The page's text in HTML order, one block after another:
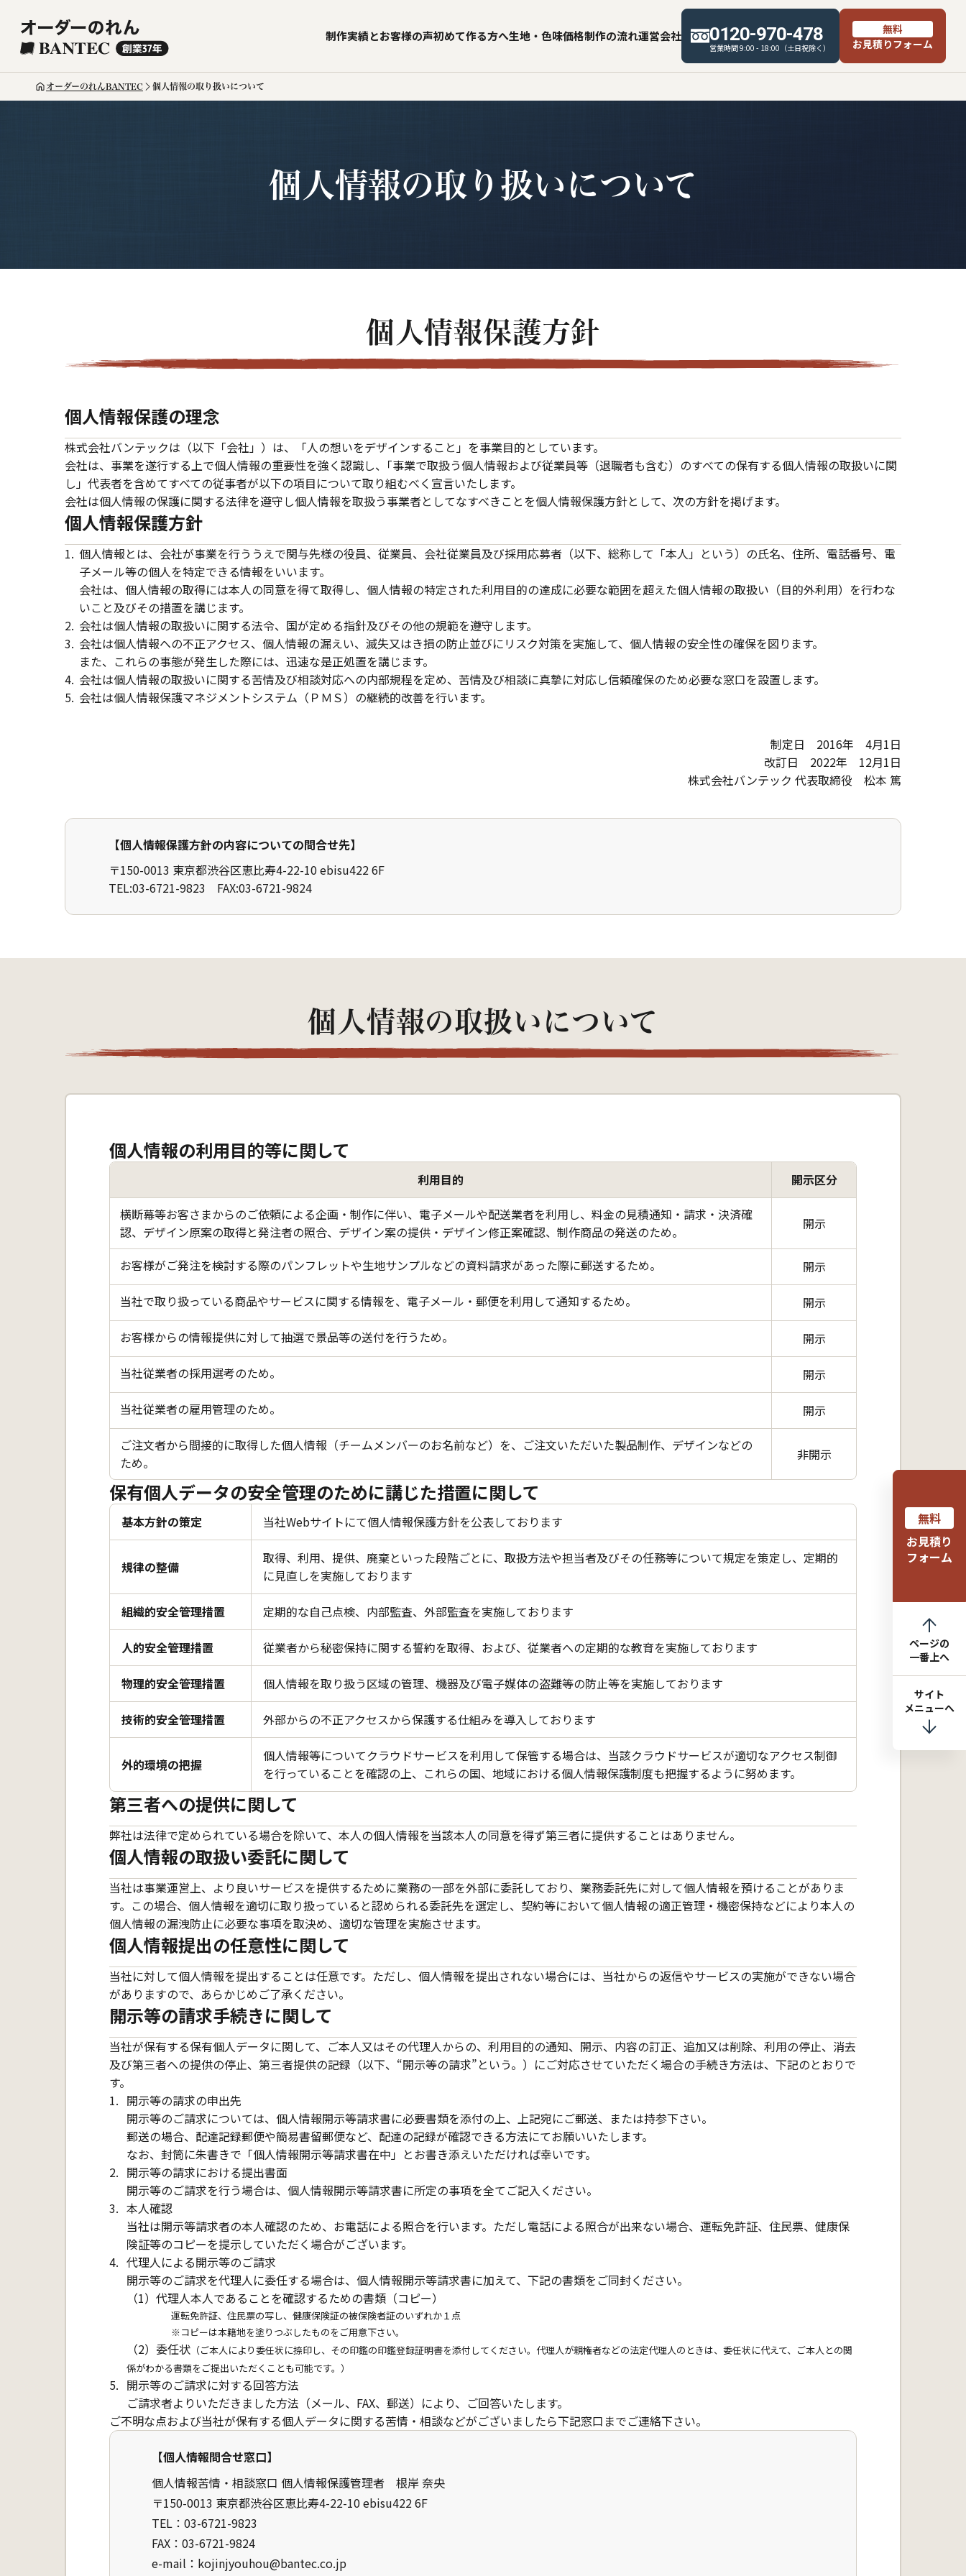
制作実績とお客様の声初めて作る方へ生地・色味価格制作の流れ運営会社 0120-970-478
営業時間 9:00 - 18:00（土日祝除く）
無料
お見積りフォーム
無料
お見積り
フォーム
ページの
一番上へ
サイト
メニューへ
オーダーのれんBANTEC 個人情報の取り扱いについて
個人情報の取り扱いについて
個人情報保護方針
個人情報保護の理念
株式会社バンテックは（以下「会社」）は、「人の想いをデザインすること」を事業目的としています。
会社は、事業を遂行する上で個人情報の重要性を強く認識し、｢事業で取扱う個人情報および従業員等（退職者も含む）のすべての保有する個人情報の取扱いに関
し」代表者を含めてすべての従事者が以下の項目について取り組むべく宣言いたします。
会社は個人情報の保護に関する法律を遵守し個人情報を取扱う事業者としてなすべきことを個人情報保護方針として、次の方針を掲げます。
個人情報保護方針
個人情報とは、会社が事業を行ううえで関与先様の役員、従業員、会社従業員及び採用応募者（以下、総称して「本人」という）の氏名、住所、電話番号、電
子メール等の個人を特定できる情報をいいます。
会社は、個人情報の取得には本人の同意を得て取得し、個人情報の特定された利用目的の達成に必要な範囲を超えた個人情報の取扱い（目的外利用）を行わな
いこと及びその措置を講じます。
会社は個人情報の取扱いに関する法令、国が定める指針及びその他の規範を遵守します。
会社は個人情報への不正アクセス、個人情報の漏えい、滅失又はき損の防止並びにリスク対策を実施して、個人情報の安全性の確保を図ります。
また、これらの事態が発生した際には、迅速な是正処置を講じます。
会社は個人情報の取扱いに関する苦情及び相談対応への内部規程を定め、苦情及び相談に真摯に対応し信頼確保のため必要な窓口を設置します。
会社は個人情報保護マネジメントシステム（ＰＭＳ）の継続的改善を行います。
制定日 2016年 4月1日
改訂日 2022年 12月1日
株式会社バンテック 代表取締役 松本 篤
【個人情報保護方針の内容についての問合せ先】
〒150-0013 東京都渋谷区恵比寿4-22-10 ebisu422 6F
TEL:03-6721-9823 FAX:03-6721-9824
個人情報の取扱いについて
個人情報の利用目的等に関して
利用目的
開示区分
横断幕等お客さまからのご依頼による企画・制作に伴い、電子メールや配送業者を利用し、料金の見積通知・請求・決済確
認、デザイン原案の取得と発注者の照合、デザイン案の提供・デザイン修正案確認、制作商品の発送のため。
開示
お客様がご発注を検討する際のパンフレットや生地サンプルなどの資料請求があった際に郵送するため。
開示
当社で取り扱っている商品やサービスに関する情報を、電子メール・郵便を利用して通知するため。
開示
お客様からの情報提供に対して抽選で景品等の送付を行うため。
開示
当社従業者の採用選考のため。
開示
当社従業者の雇用管理のため。
開示
ご注文者から間接的に取得した個人情報（チームメンバーのお名前など）を、ご注文いただいた製品制作、デザインなどの
ため。
非開示
保有個人データの安全管理のために講じた措置に関して
基本方針の策定 当社Webサイトにて個人情報保護方針を公表しております
規律の整備
取得、利用、提供、廃棄といった段階ごとに、取扱方法や担当者及びその任務等について規定を策定し、定期的
に見直しを実施しております
組織的安全管理措置 定期的な自己点検、内部監査、外部監査を実施しております
人的安全管理措置 従業者から秘密保持に関する誓約を取得、および、従業者への定期的な教育を実施しております
物理的安全管理措置 個人情報を取り扱う区域の管理、機器及び電子媒体の盗難等の防止等を実施しております
技術的安全管理措置 外部からの不正アクセスから保護する仕組みを導入しております
外的環境の把握
個人情報等についてクラウドサービスを利用して保管する場合は、当該クラウドサービスが適切なアクセス制御
を行っていることを確認の上、これらの国、地域における個人情報保護制度も把握するように努めます。
第三者への提供に関して
弊社は法律で定められている場合を除いて、本人の個人情報を当該本人の同意を得ず第三者に提供することはありません。
個人情報の取扱い委託に関して
当社は事業運営上、より良いサービスを提供するために業務の一部を外部に委託しており、業務委託先に対して個人情報を預けることがありま
す。この場合、個人情報を適切に取り扱っていると認められる委託先を選定し、契約等において個人情報の適正管理・機密保持などにより本人の
個人情報の漏洩防止に必要な事項を取決め、適切な管理を実施させます。
個人情報提出の任意性に関して
当社に対して個人情報を提出することは任意です。ただし、個人情報を提出されない場合には、当社からの返信やサービスの実施ができない場合
がありますので、あらかじめご了承ください。
開示等の請求手続きに関して
当社が保有する保有個人データに関して、ご本人又はその代理人からの、利用目的の通知、開示、内容の訂正、追加又は削除、利用の停止、消去
及び第三者への提供の停止、第三者提供の記録（以下、“開示等の請求”という。）にご対応させていただく場合の手続き方法は、下記のとおりで
す。
開示等の請求の申出先
開示等のご請求については、個人情報開示等請求書に必要書類を添付の上、上記宛にご郵送、または持参下さい。
郵送の場合、配達記録郵便や簡易書留郵便など、配達の記録が確認できる方法にてお願いいたします。
なお、封筒に朱書きで「個人情報開示等請求書在中」とお書き添えいただければ幸いです。
開示等の請求における提出書面
開示等のご請求を行う場合は、個人情報開示等請求書に所定の事項を全てご記入ください。
本人確認
当社は開示等請求者の本人確認のため、お電話による照合を行います。ただし電話による照合が出来ない場合、運転免許証、住民票、健康保
険証等のコピーを提示していただく場合がございます。
代理人による開示等のご請求
開示等のご請求を代理人に委任する場合は、個人情報開示等請求書に加えて、下記の書類をご同封ください。
（1） 代理人本人であることを確認するための書類（コピー）
運転免許証、住民票の写し、健康保険証の被保険者証のいずれか１点
※コピーは本籍地を塗りつぶしたものをご用意下さい。
（2） 委任状 （ご本人により委任状に捺印し、その印鑑の印鑑登録証明書を添付してください。代理人が親権者などの法定代理人のときは、委任状に代えて、ご本人との関
係がわかる書類をご提出いただくことも可能です。）
開示等のご請求に対する回答方法
ご請求者よりいただきました方法（メール、FAX、郵送）により、ご回答いたします。
ご不明な点および当社が保有する個人データに関する苦情・相談などがございましたら下記窓口までご連絡下さい。
【個人情報問合せ窓口】
個人情報苦情・相談窓口 個人情報保護管理者 根岸 奈央
〒150-0013 東京都渋谷区恵比寿4-22-10 ebisu422 6F
TEL：03-6721-9823
FAX：03-6721-9824
e-mail：kojinjyouhou@bantec.co.jp